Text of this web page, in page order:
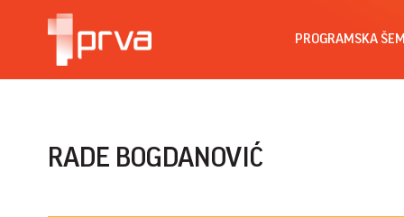
PROGRAMSKA
RADE BOGDANOVIĆ